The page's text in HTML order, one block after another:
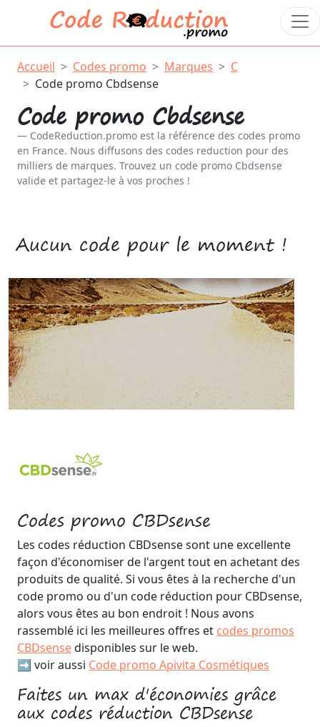
Accueil Codes promo Marques
C
Code promo Cbdsense
Code promo Cbdsense
CodeReduction.promo est la référence des codes promo
en France. Nous diffusons des codes reduction pour des
milliers de marques. Trouvez un code promo Cbdsense
valide et partagez-le à vos proches !
Codes promo CBDsense
Les codes réduction CBDsense sont une excellente
façon d'économiser de l'argent tout en achetant des
produits de qualité. Si vous êtes à la recherche d'un
code promo ou d'un code réduction pour CBDsense,
alors vous êtes au bon endroit ! Nous avons
rassemblé ici les meilleures offres et codes promos
CBDsensedisponibles sur le web.
➡️ voir aussi Code promo Apivita Cosmétiques
Faites un max d'économies grâce
aux codes réduction CBDsense
Aucun code pour le moment !